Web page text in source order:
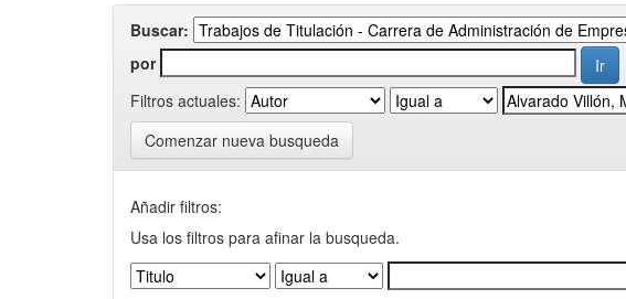
Buscar:
por
Filtros actuales:
Comenzar nueva busqueda
Añadir filtros:
Usa los filtros para afinar la busqueda.